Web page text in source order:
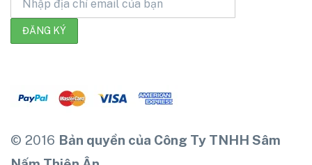
© 2016 Bản quyền của Công Ty TNHH Sâm